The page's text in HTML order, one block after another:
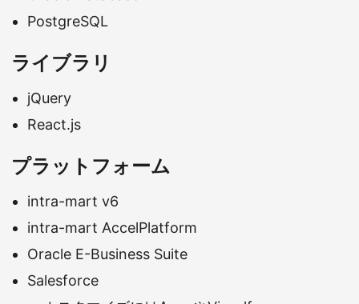
PostgreSQL
ライブラリ
jQuery
React.js
プラットフォーム
intra-mart v6
intra-mart AccelPlatform
Oracle E-Business Suite
Salesforce